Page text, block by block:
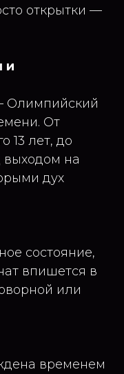
открытки —
и
Олимпийский
От
13 лет, до
на
дух
состояние,
впишется в
или
временем